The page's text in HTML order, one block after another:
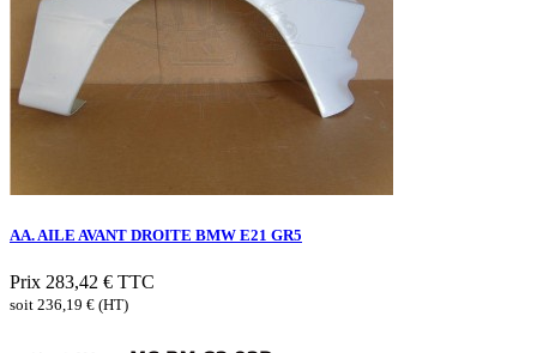
AA. AILE AVANT DROITE BMW E21 GR5
Prix 283,42 € TTC
soit 236,19 € (HT)